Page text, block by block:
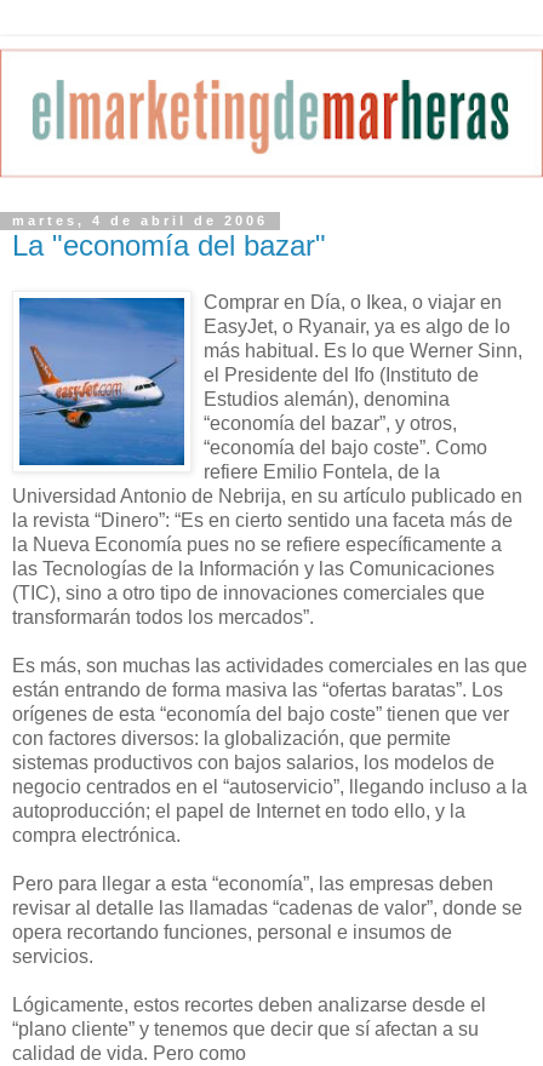
martes, 4 de abril de 2006
La "economía del bazar"
Comprar en Día, o Ikea, o viajar en
EasyJet, o Ryanair, ya es algo de lo
más habitual. Es lo que Werner Sinn,
el Presidente del Ifo (Instituto de
Estudios alemán), denomina
“economía del bazar”, y otros,
“economía del bajo coste”. Como
refiere Emilio Fontela, de la
Universidad Antonio de Nebrija, en su artículo publicado en
la revista “Dinero”: “Es en cierto sentido una faceta más de
la Nueva Economía pues no se refiere específicamente a
las Tecnologías de la Información y las Comunicaciones
(TIC), sino a otro tipo de innovaciones comerciales que
transformarán todos los mercados”.
Es más, son muchas las actividades comerciales en las que
están entrando de forma masiva las “ofertas baratas”. Los
orígenes de esta “economía del bajo coste” tienen que ver
con factores diversos: la globalización, que permite
sistemas productivos con bajos salarios, los modelos de
negocio centrados en el “autoservicio”, llegando incluso a la
autoproducción; el papel de Internet en todo ello, y la
compra electrónica.
Pero para llegar a esta “economía”, las empresas deben
revisar al detalle las llamadas “cadenas de valor”, donde se
opera recortando funciones, personal e insumos de
servicios.
Lógicamente, estos recortes deben analizarse desde el
“plano cliente” y tenemos que decir que sí afectan a su
calidad de vida. Pero como